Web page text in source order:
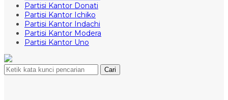
Partisi Kantor Donati
Partisi Kantor Ichiko
Partisi Kantor Indachi
Partisi Kantor Modera
Partisi Kantor Uno
Cari